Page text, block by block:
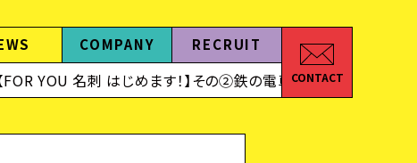
COMPANY RECRUIT
CONTACT
名刺 はじめます！】その②鉄の電車名刺 2024.09.20 様々